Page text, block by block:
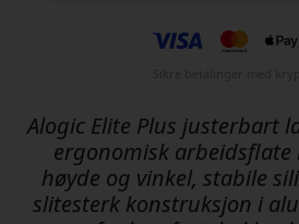
Alogic Elite Plus justerbart
ergonomisk
høyde og vinkel, stabile
slitesterk konstruksjon i